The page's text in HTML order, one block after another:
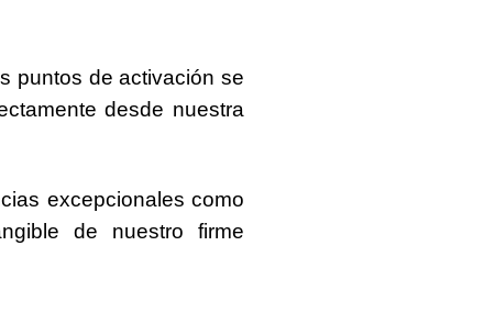
puntos de activación se
desde nuestra
excepcionales como
de nuestro firme